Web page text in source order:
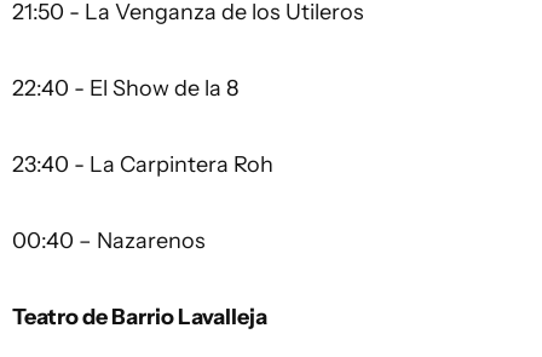
21:50 - La Venganza de los Utileros
22:40 - El Show de la 8
23:40 - La Carpintera Roh
00:40 – Nazarenos
Teatro de Barrio Lavalleja